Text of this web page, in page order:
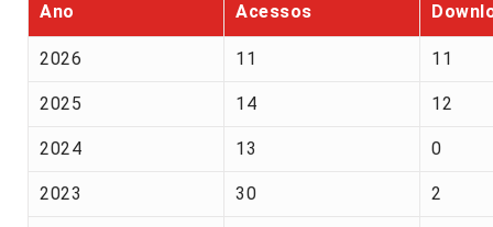
Ano Acessos
2026 11 11
2025 14 12
2024 13 0
2023 30 2